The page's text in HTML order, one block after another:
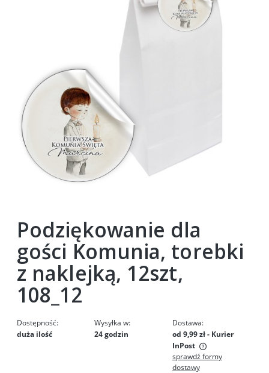
Podziękowanie dla
gości Komunia, torebki
z naklejką, 12szt,
108_12
Dostępność:
duża ilość
Wysyłka w:
24 godzin
Dostawa:
od 9,99 zł- Kurier
InPost
Cena nie zawiera ewentualnych kosztów płatności
sprawdź formy
dostawy